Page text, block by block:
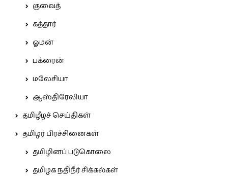
குவைத்
கத்தார்
ஓமன்
பக்ரைன்
மலேசியா
ஆஸ்திரேலியா
தமிழீழச் செய்திகள்
தமிழர் பிரச்சினைகள்
தமிழினப் படுகொலை
தமிழக நதிநீர் சிக்கல்கள்